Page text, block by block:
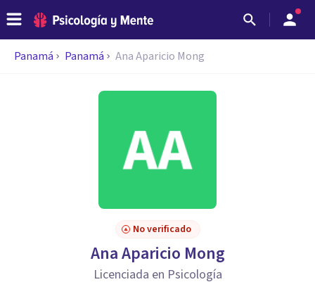
Panamá Panamá Ana Aparicio Mong
No verificado
Ana Aparicio Mong
Licenciada en Psicología